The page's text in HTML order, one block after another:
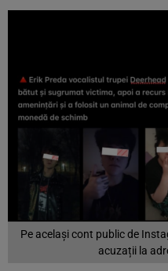
Pe același cont public de
acuzații la